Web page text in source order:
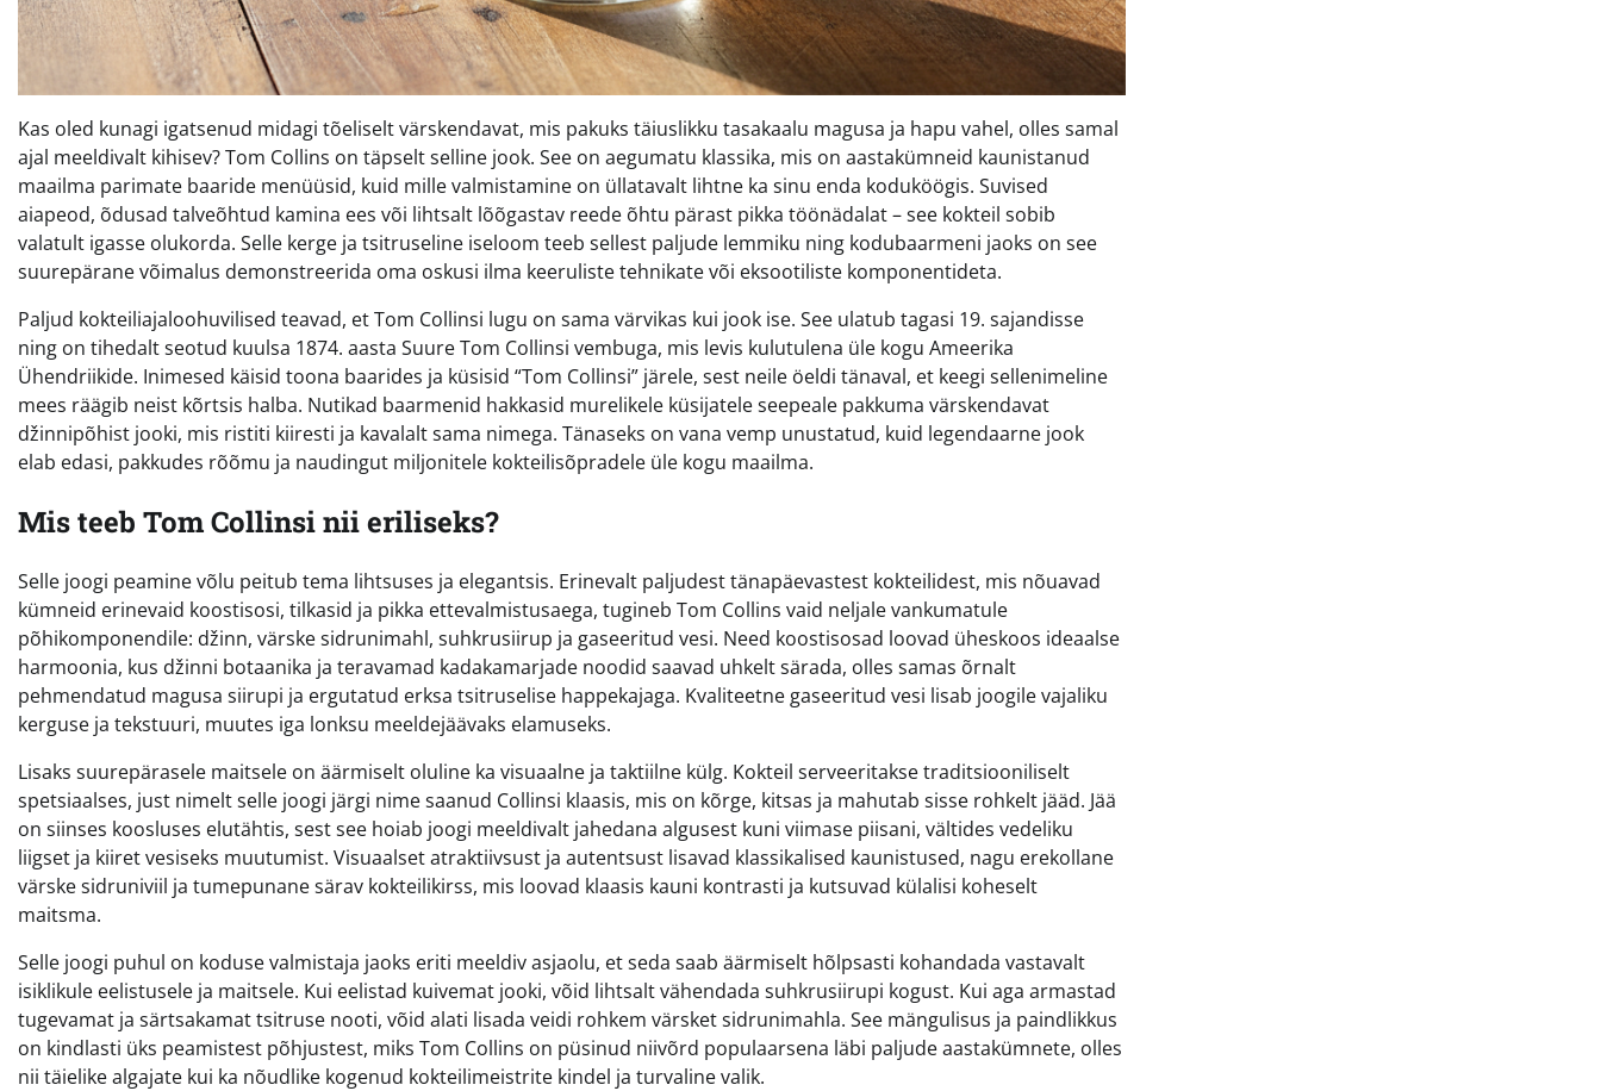
Kas oled kunagi igatsenud midagi tõeliselt värskendavat, mis pakuks täiuslikku tasakaalu magusa ja hapu vahel, olles samal
ajal meeldivalt kihisev? Tom Collins on täpselt selline jook. See on aegumatu klassika, mis on aastakümneid kaunistanud
maailma parimate baaride menüüsid, kuid mille valmistamine on üllatavalt lihtne ka sinu enda koduköögis. Suvised
aiapeod, õdusad talveõhtud kamina ees või lihtsalt lõõgastav reede õhtu pärast pikka töönädalat – see kokteil sobib
valatult igasse olukorda. Selle kerge ja tsitruseline iseloom teeb sellest paljude lemmiku ning kodubaarmeni jaoks on see
suurepärane võimalus demonstreerida oma oskusi ilma keeruliste tehnikate või eksootiliste komponentideta.
Paljud kokteiliajaloohuvilised teavad, et Tom Collinsi lugu on sama värvikas kui jook ise. See ulatub tagasi 19. sajandisse
ning on tihedalt seotud kuulsa 1874. aasta Suure Tom Collinsi vembuga, mis levis kulutulena üle kogu Ameerika
Ühendriikide. Inimesed käisid toona baarides ja küsisid “Tom Collinsi” järele, sest neile öeldi tänaval, et keegi sellenimeline
mees räägib neist kõrtsis halba. Nutikad baarmenid hakkasid murelikele küsijatele seepeale pakkuma värskendavat
džinnipõhist jooki, mis ristiti kiiresti ja kavalalt sama nimega. Tänaseks on vana vemp unustatud, kuid legendaarne jook
elab edasi, pakkudes rõõmu ja naudingut miljonitele kokteilisõpradele üle kogu maailma.
Mis teeb Tom Collinsi nii eriliseks?
Selle joogi peamine võlu peitub tema lihtsuses ja elegantsis. Erinevalt paljudest tänapäevastest kokteilidest, mis nõuavad
kümneid erinevaid koostisosi, tilkasid ja pikka ettevalmistusaega, tugineb Tom Collins vaid neljale vankumatule
põhikomponendile: džinn, värske sidrunimahl, suhkrusiirup ja gaseeritud vesi. Need koostisosad loovad üheskoos ideaalse
harmoonia, kus džinni botaanika ja teravamad kadakamarjade noodid saavad uhkelt särada, olles samas õrnalt
pehmendatud magusa siirupi ja ergutatud erksa tsitruselise happekajaga. Kvaliteetne gaseeritud vesi lisab joogile vajaliku
kerguse ja tekstuuri, muutes iga lonksu meeldejäävaks elamuseks.
Lisaks suurepärasele maitsele on äärmiselt oluline ka visuaalne ja taktiilne külg. Kokteil serveeritakse traditsiooniliselt
spetsiaalses, just nimelt selle joogi järgi nime saanud Collinsi klaasis, mis on kõrge, kitsas ja mahutab sisse rohkelt jääd. Jää
on siinses koosluses elutähtis, sest see hoiab joogi meeldivalt jahedana algusest kuni viimase piisani, vältides vedeliku
liigset ja kiiret vesiseks muutumist. Visuaalset atraktiivsust ja autentsust lisavad klassikalised kaunistused, nagu erekollane
värske sidruniviil ja tumepunane särav kokteilikirss, mis loovad klaasis kauni kontrasti ja kutsuvad külalisi koheselt
maitsma.
Selle joogi puhul on koduse valmistaja jaoks eriti meeldiv asjaolu, et seda saab äärmiselt hõlpsasti kohandada vastavalt
isiklikule eelistusele ja maitsele. Kui eelistad kuivemat jooki, võid lihtsalt vähendada suhkrusiirupi kogust. Kui aga armastad
tugevamat ja särtsakamat tsitruse nooti, võid alati lisada veidi rohkem värsket sidrunimahla. See mängulisus ja paindlikkus
on kindlasti üks peamistest põhjustest, miks Tom Collins on püsinud niivõrd populaarsena läbi paljude aastakümnete, olles
nii täielike algajate kui ka nõudlike kogenud kokteilimeistrite kindel ja turvaline valik.